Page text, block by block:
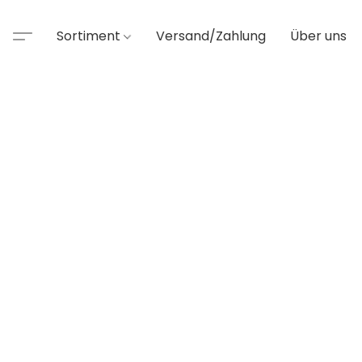
Sortiment Versand/Zahlung Über uns